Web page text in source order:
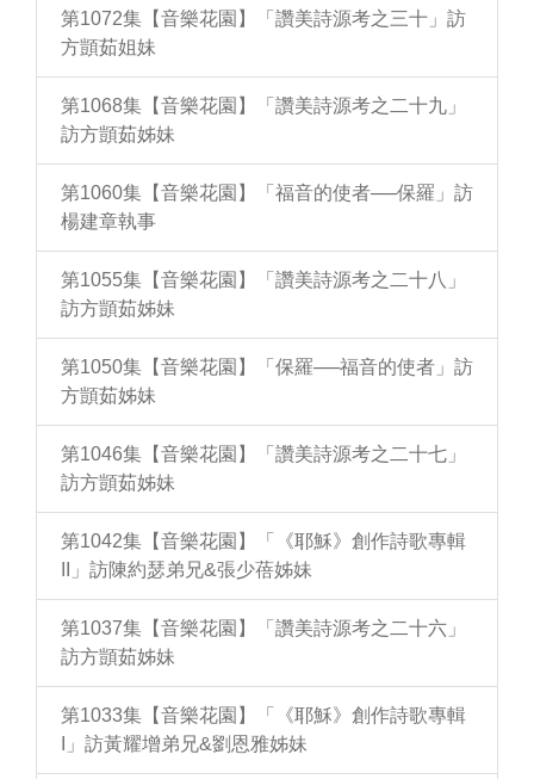
第1072集【音樂花園】「讚美詩源考之三十」訪
方顗茹姐妹
第1068集【音樂花園】「讚美詩源考之二十九」
訪方顗茹姊妹
第1060集【音樂花園】「福音的使者──保羅」訪
楊建章執事
第1055集【音樂花園】「讚美詩源考之二十八」
訪方顗茹姊妹
第1050集【音樂花園】「保羅──福音的使者」訪
方顗茹姊妹
第1046集【音樂花園】「讚美詩源考之二十七」
訪方顗茹姊妹
第1042集【音樂花園】「《耶穌》創作詩歌專輯
II」訪陳約瑟弟兄&張少蓓姊妹
第1037集【音樂花園】「讚美詩源考之二十六」
訪方顗茹姊妹
第1033集【音樂花園】「《耶穌》創作詩歌專輯
I」訪黃耀增弟兄&劉恩雅姊妹